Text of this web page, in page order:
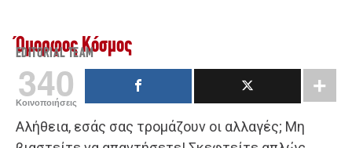
Όμορφος Κόσμος
EDITORIAL TEAM
340
Κοινοποιήσεις
Αλήθεια, εσάς σας τρομάζουν οι αλλαγές; Μη